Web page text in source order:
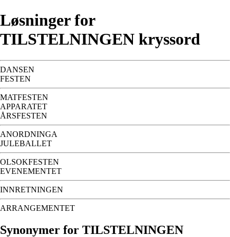
Løsninger for
TILSTELNINGEN kryssord
DANSEN
FESTEN
MATFESTEN
APPARATET
ÅRSFESTEN
ANORDNINGA
JULEBALLET
OLSOKFESTEN
EVENEMENTET
INNRETNINGEN
ARRANGEMENTET
Synonymer for TILSTELNINGEN